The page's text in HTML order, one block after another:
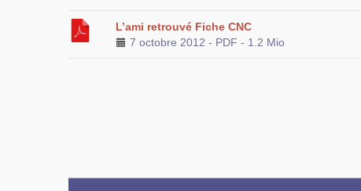
L’ami retrouvé Fiche CNC
7 octobre 2012 - PDF - 1.2 Mio